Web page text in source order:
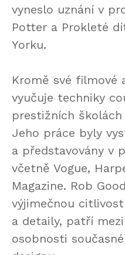
vyneslo uznání v
Potter a Prokleté
Yorku.
Kromě své filmové
vyučuje techniky
prestižních
Jeho práce byly
a představovány v
včetně Vogue,
Magazine. Rob
výjimečnou
a detaily, patří
osobnosti